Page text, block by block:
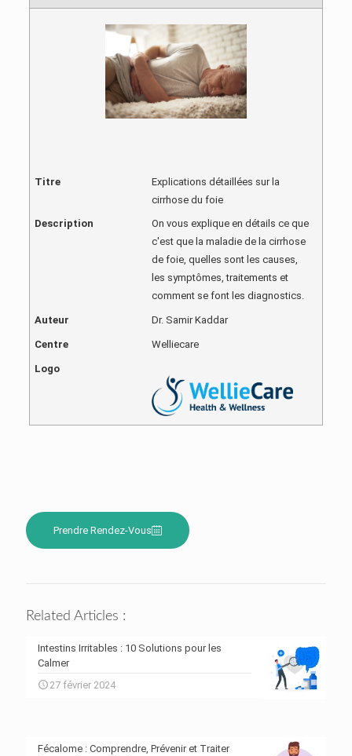
Titre
Explications détaillées sur la
cirrhose du foie
Description
On vous explique en détails ce que
c'est que la maladie de la cirrhose
de foie, quelles sont les causes,
les symptômes, traitements et
comment se font les diagnostics.
Auteur Dr. Samir Kaddar
Centre Welliecare
Logo
Prendre Rendez-Vous
Related Articles :
Intestins Irritables : 10 Solutions pour les
Calmer
27 février 2024
Fécalome : Comprendre, Prévenir et Traiter